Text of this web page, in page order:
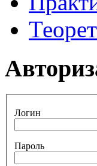
Логин
Пароль